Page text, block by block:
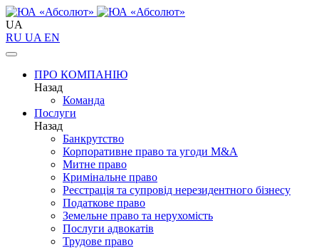
UA
RU UA EN
ПРО КОМПАНІЮ
Назад
Команда
Послуги
Назад
Банкрутство
Корпоративне право та угоди M&A
Митне право
Кримінальне право
Реєстрація та супровід нерезидентного бізнесу
Податкове право
Земельне право та нерухомість
Послуги адвокатів
Трудове право